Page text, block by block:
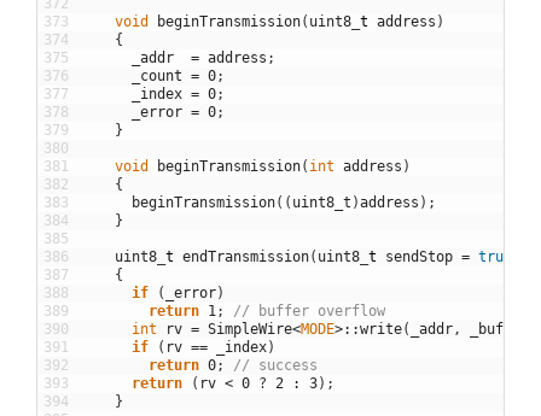
372
373
374
375
376
377
378
379
380
381
382
383
384
385
386
387
388
389
390
391
392
393
394
void beginTransmission( uint8 t address )
{
_addr
= address ;
_count = 0;
_index = 0;
_error = 0;
}
void beginTransmission( int address )
{
beginTransmission( ( uint8_t )address ) ;
}
uint8 t endTransmission( uint8 t sendStop = true
{
if
( _error)
return 1;
// buffer overflow
int
rv = SimpleWire<MODE>::write( _addr, _buffer
if
( rv == _index)
return 0;
// success
return
( rv < 0 ? 2 : 3) ;
}